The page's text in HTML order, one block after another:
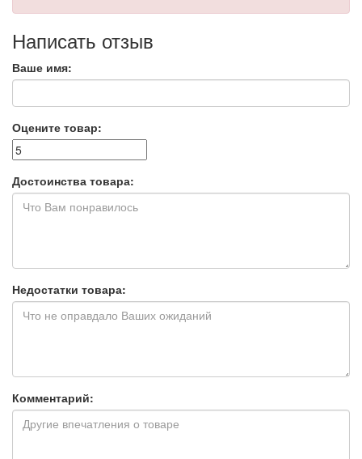
Написать отзыв
Ваше имя:
Оцените товар:
Достоинства товара:
Недостатки товара:
Комментарий: